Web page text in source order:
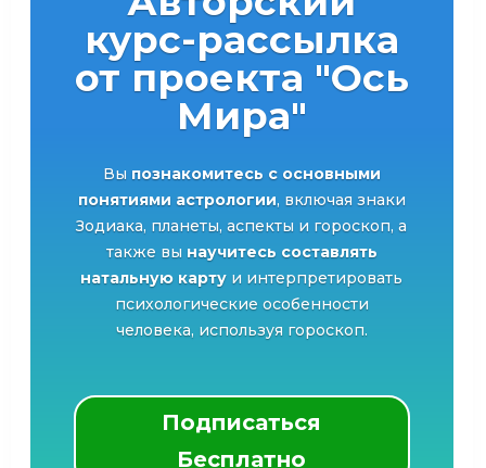
курс-рассылка
от проекта "Ось
Мира"
Вы познакомитесь с основными
понятиями астрологии, включая знаки
Зодиака, планеты, аспекты и гороскоп, а
также вы научитесь составлять
натальную карту и интерпретировать
психологические особенности
человека, используя гороскоп.
Подписаться
Бесплатно